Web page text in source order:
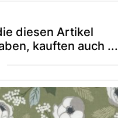
diesen Artikel
kauften auch ...